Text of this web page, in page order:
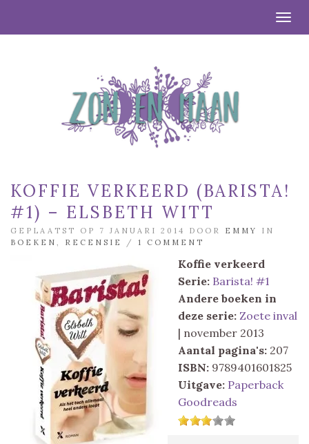
KOFFIE VERKEERD (BARISTA!
#1) – ELSBETH WITT
GEPLAATST OP 7 JANUARI 2014 DOOR EMMY
IN
BOEKEN
RECENSIE / 1 COMMENT
Koffie verkeerd
Serie: Barista! #1
Andere boeken in
deze serie: Zoete inval
| november 2013
Aantal pagina's: 207
ISBN: 9789401601825
Uitgave: Paperback
Goodreads